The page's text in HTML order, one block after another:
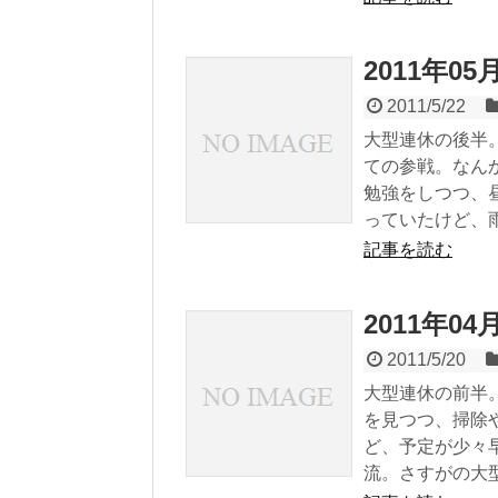
2011年05
2011/5/22
大型連休の後半
ての参戦。なん
勉強をしつつ、
っていたけど、
記事を読む
2011年04
2011/5/20
大型連休の前半
を見つつ、掃除
ど、予定が少々
流。さすがの大